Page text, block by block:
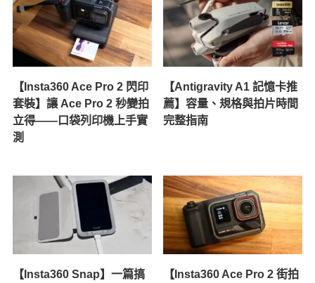
【Insta360 Ace Pro 2 閃印
套裝】讓 Ace Pro 2 秒變拍
立得——口袋列印機上手實
測
【Antigravity A1 記憶卡推
薦】容量、規格與拍片時間
完整指南
【Insta360 Snap】一篇搞
【Insta360 Ace Pro 2 街拍